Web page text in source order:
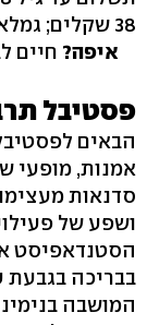
38 שקלים; גמלאי: 24 שקלים
איפה? חיים לבנון 2,
פסטיבל
הבאים
אמנות, מופעי
סדנאות
ושפע של
הסטנדאפיסט
בבריכה בגבעת
המושבה